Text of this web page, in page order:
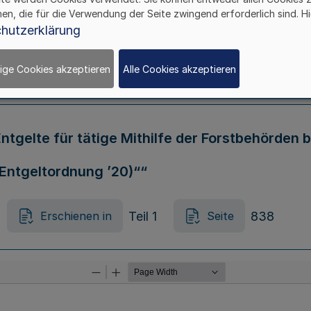
„Förderung des Täter-Opfer-
Erschienen in Teil 1 Seite
für tätige Mithilfe der Forstbehörden
’20)““
Erschienen in Teil 1 Seite 838
die für die Verwendung der Seite zwingend erforderlich sind.
Cookies akzeptieren Alle Cookies akzeptieren